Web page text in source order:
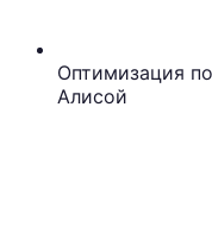
Оптимизация
Алисой